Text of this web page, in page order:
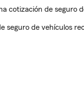
cotización de seguro
seguro de vehículos